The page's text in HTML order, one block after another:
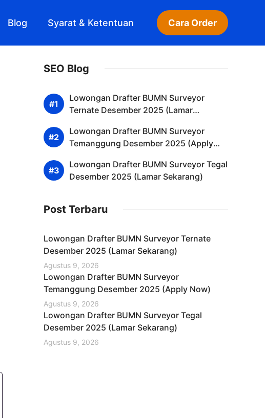
Blog Syarat & Ketentuan Cara Order
SEO Blog
Lowongan Drafter BUMN Surveyor
Ternate Desember 2025 (Lamar
Lowongan Drafter BUMN Surveyor
Temanggung Desember 2025 (Apply
Lowongan Drafter BUMN Surveyor Tegal
Desember 2025 (Lamar Sekarang)
Post Terbaru
Lowongan Drafter BUMN Surveyor Ternate
Desember 2025 (Lamar Sekarang)
Agustus 9, 2026
Lowongan Drafter BUMN Surveyor
Temanggung Desember 2025 (Apply Now)
Agustus 9, 2026
Lowongan Drafter BUMN Surveyor Tegal
Desember 2025 (Lamar Sekarang)
Agustus 9, 2026